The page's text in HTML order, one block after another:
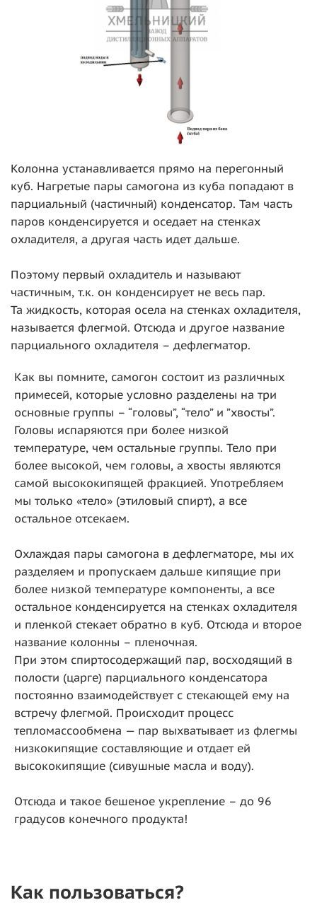
Колонна устанавливается прямо на перегонный
куб. Нагретые пары самогона из куба попадают в
парциальный (частичный) конденсатор. Там часть
паров конденсируется и оседает на стенках
охладителя, а другая часть идет дальше.
Поэтому первый охладитель и называют
частичным, т.к. он конденсирует не весь пар.
Та жидкость, которая осела на стенках охладителя,
называется флегмой. Отсюда и другое название
парциального охладителя – дефлегматор.
Как вы помните, самогон состоит из различных
примесей, которые условно разделены на три
основные группы – “головы”, “тело” и ”хвосты”.
Головы испаряются при более низкой
температуре, чем остальные группы. Тело при
более высокой, чем головы, а хвосты являются
самой высококипящей фракцией. Употребляем
мы только «тело» (этиловый спирт), а все
остальное отсекаем.
Охлаждая пары самогона в дефлегматоре, мы их
разделяем и пропускаем дальше кипящие при
более низкой температуре компоненты, а все
остальное конденсируется на стенках охладителя
и пленкой стекает обратно в куб. Отсюда и второе
название колонны – пленочная.
При этом спиртосодержащий пар, восходящий в
полости (царге) парциального конденсатора
постоянно взаимодействует с стекающей ему на
встречу флегмой. Происходит процесс
тепломассообмена — пар выхватывает из флегмы
низкокипящие составляющие и отдает ей
высококипящие (сивушные масла и воду).
Отсюда и такое бешеное укрепление – до 96
градусов конечного продукта!
Как пользоваться?